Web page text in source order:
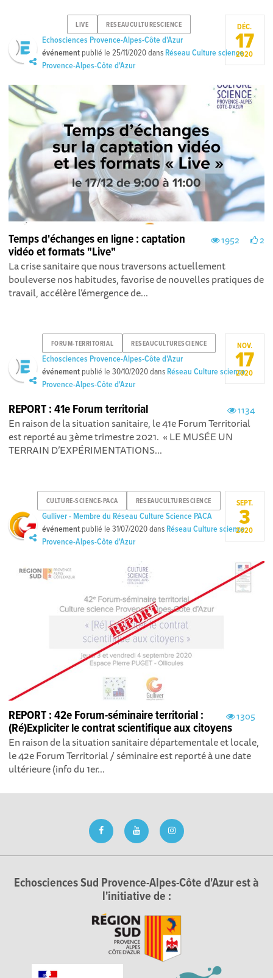
LIVE RESEAUCULTURESCIENCE
Echosciences Provence-Alpes-Côte d'Azur
événement publié le25/11/2020dans Réseau Culture science
Provence-Alpes-Côte d'Azur
DÉC.
17
2020
1952 2
Temps d'échanges en ligne : captation
vidéo et formats "Live"
La crise sanitaire que nous traversons actuellement
bouleverse nos habitudes, favorise de nouvelles pratiques de
travail, accélère l’émergence de...
FORUM-TERRITORIAL RESEAUCULTURESCIENCE
Echosciences Provence-Alpes-Côte d'Azur
événement publié le30/10/2020dans Réseau Culture science
Provence-Alpes-Côte d'Azur
NOV.
17
2020
1134
REPORT : 41e Forum territorial
En raison de la situation sanitaire, le 41e Forum Territorial
est reporté au 3ème trimestre 2021. « LE MUSÉE UN
TERRAIN D’EXPÉRIMENTATIONS...
CULTURE-SCIENCE-PACA RESEAUCULTURESCIENCE
Gulliver - Membre du Réseau Culture Science PACA
événement publié le31/07/2020dans Réseau Culture science
Provence-Alpes-Côte d'Azur
SEPT.
3
2020
1305
REPORT : 42e Forum-séminaire territorial :
(Ré)Expliciter le contrat scientifique aux citoyens
En raison de la situation sanitaire départementale et locale,
le 42e Forum Territorial / séminaire est reporté à une date
ultérieure (info du 1er...
Echosciences Sud Provence-Alpes-Côte d'Azur est à
l'initiative de :